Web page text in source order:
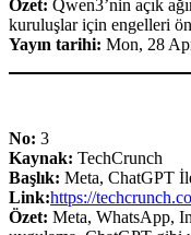
Özet: Qwen3’nin açık
kuruluşlar için engelleri
Yayın tarihi: Mon, 28
No: 3
Kaynak: TechCrunch
Başlık: Meta, ChatGPT
Link:https://
Özet: Meta, WhatsApp,